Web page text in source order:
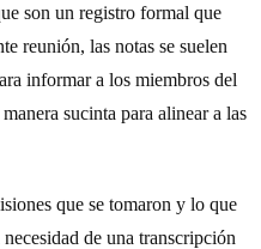
son un registro formal que
reunión, las notas se suelen
informar a los miembros del
sucinta para alinear a las
que se tomaron y lo que
de una transcripción